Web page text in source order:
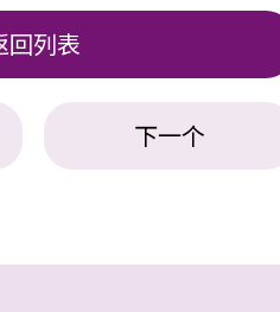
回列表
下一个